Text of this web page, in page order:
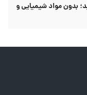
تمیز کنید؛ بدون مواد شیمیایی و